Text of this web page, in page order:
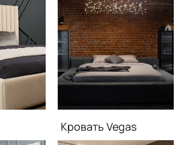
Кровать Vegas